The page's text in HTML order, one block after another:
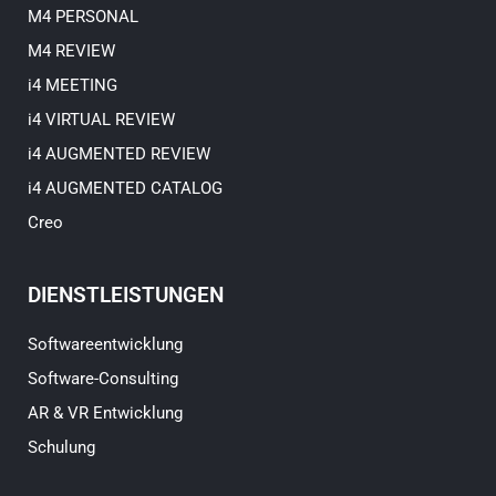
M4 PERSONAL
M4 REVIEW
i4 MEETING
i4 VIRTUAL REVIEW
i4 AUGMENTED REVIEW
i4 AUGMENTED CATALOG
Creo
DIENSTLEISTUNGEN
Softwareentwicklung
Software-Consulting
AR & VR Entwicklung
Schulung